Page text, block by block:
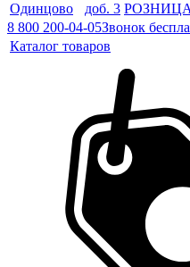
Одинцово
доб. 3 РОЗНИЦА
8 800 200-04-05Звонок
Каталог товаров